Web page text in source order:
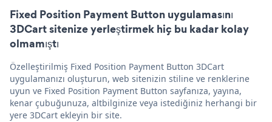
Fixed Position Payment Button uygulamasını
3DCart sitenize yerleştirmek hiç bu kadar kolay
olmamıştı
Özelleştirilmiş Fixed Position Payment Button 3DCart
uygulamanızı oluşturun, web sitenizin stiline ve renklerine
uyun ve Fixed Position Payment Button sayfanıza, yayına,
kenar çubuğunuza, altbilginize veya istediğiniz herhangi bir
yere 3DCart ekleyin bir site.